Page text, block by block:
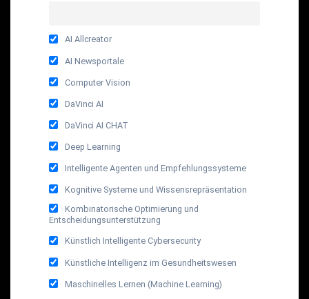
AI Allcreator
AI Newsportale
Computer Vision
DaVinci AI
DaVinci AI CHAT
Deep Learning
Intelligente Agenten und Empfehlungssysteme
Kognitive Systeme und Wissensrepräsentation
Kombinatorische Optimierung und
Entscheidungsunterstützung
Künstlich Intelligente Cybersecurity
Künstliche Intelligenz im Gesundheitswesen
Maschinelles Lernen (Machine Learning)